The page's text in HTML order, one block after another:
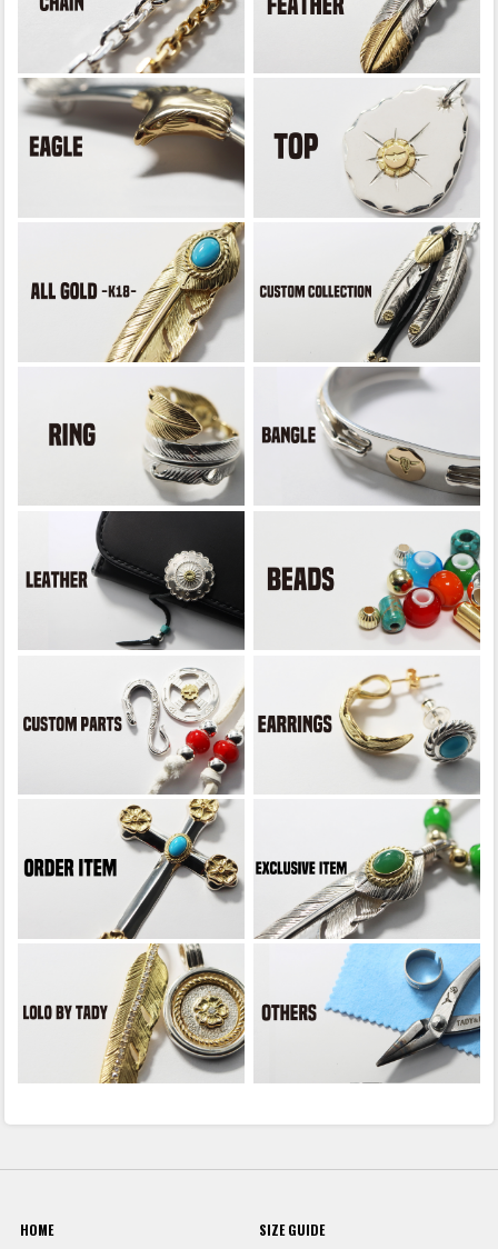
HOME SIZE GUIDE